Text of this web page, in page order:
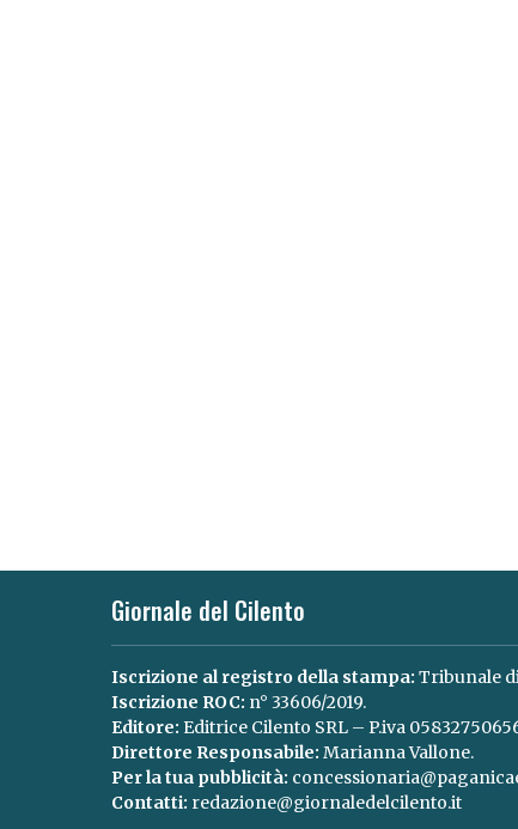
Giornale del Cilento
Iscrizione al registro della stampa: Tribunale
Iscrizione ROC: n° 33606/2019.
Editore: Editrice Cilento SRL – P.iva
Direttore Responsabile: Marianna Vallone.
Per la tua pubblicità:
Contatti: redazione@giornaledelcilento.it